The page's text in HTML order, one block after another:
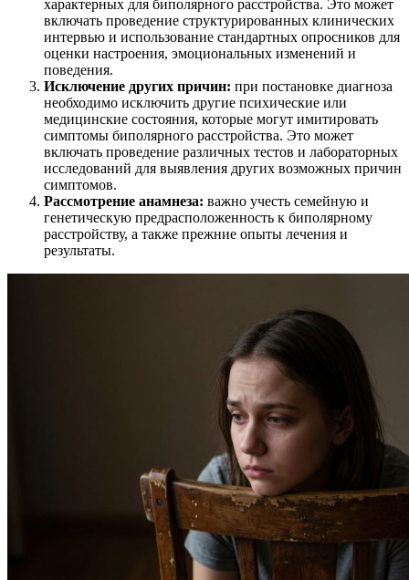
характерных для биполярного расстройства. Это может
включать проведение структурированных клинических
интервью и использование стандартных опросников для
оценки настроения, эмоциональных изменений и
поведения.
Исключение других причин: при постановке диагноза
необходимо исключить другие психические или
медицинские состояния, которые могут имитировать
симптомы биполярного расстройства. Это может
включать проведение различных тестов и лабораторных
исследований для выявления других возможных причин
симптомов.
Рассмотрение анамнеза: важно учесть семейную и
генетическую предрасположенность к биполярному
расстройству, а также прежние опыты лечения и
результаты.